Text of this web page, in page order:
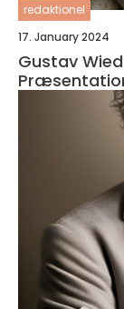
redaktionel
17. January 2024
Gustav